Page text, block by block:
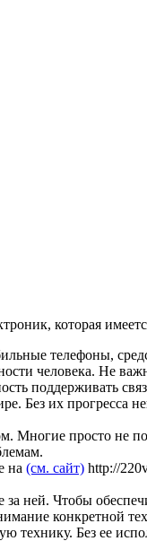
которая
телефоны,
человека. Не
поддерживать
Без их прогресса
Многие просто не
на (см. сайт) http://
ней. Чтобы
конкретной
технику. Без ее